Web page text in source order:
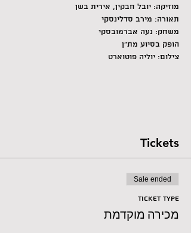
מוזיקה: יובל חבקין, אירית בשן
תאורה: מירב סדלינסקי
משחק: נעה אברמובסקי
הופק בסיוע מת"ן
צילום: יוליה פוטוארט
Tickets
Sale ended
Ticket type
מכירה מוקדמת